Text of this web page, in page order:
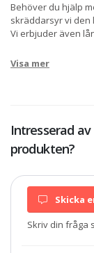
Behöver du hjälp
skräddarsyr vi den
Vi erbjuder även
Visa mer
Intresserad av
produkten?
Skicka
Skriv din fråga